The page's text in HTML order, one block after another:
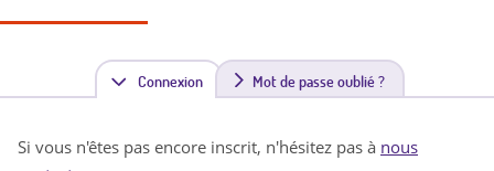
Connexion(
n
Mot de passe oublié ?
Si vous n'êtes pas encore inscrit, n'hésitez pas à nous